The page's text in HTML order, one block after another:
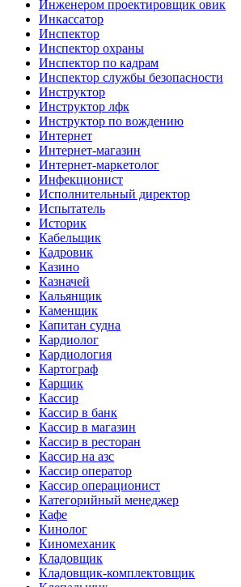
Инженером проектировщик овик
Инкассатор
Инспектор
Инспектор охраны
Инспектор по кадрам
Инспектор службы безопасности
Инструктор
Инструктор лфк
Инструктор по вождению
Интернет
Интернет-магазин
Интернет-маркетолог
Инфекционист
Исполнительный директор
Испытатель
Историк
Кабельщик
Кадровик
Казино
Казначей
Кальянщик
Каменщик
Капитан судна
Кардиолог
Кардиология
Картограф
Карщик
Кассир
Кассир в банк
Кассир в магазин
Кассир в ресторан
Кассир на азс
Кассир оператор
Кассир операционист
Категорийный менеджер
Кафе
Кинолог
Киномеханик
Кладовщик
Кладовщик-комплектовщик